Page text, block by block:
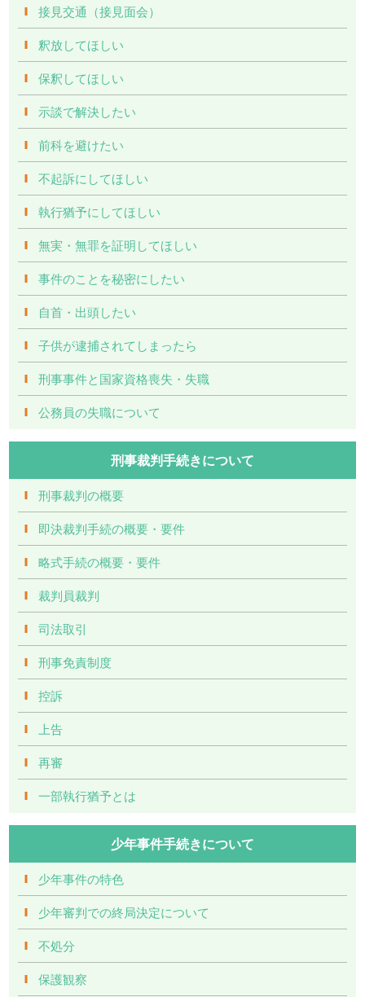
接見交通（接見面会）
釈放してほしい
保釈してほしい
示談で解決したい
前科を避けたい
不起訴にしてほしい
執行猶予にしてほしい
無実・無罪を証明してほしい
事件のことを秘密にしたい
自首・出頭したい
子供が逮捕されてしまったら
刑事事件と国家資格喪失・失職
公務員の失職について
刑事裁判手続きについて
刑事裁判の概要
即決裁判手続の概要・要件
略式手続の概要・要件
裁判員裁判
司法取引
刑事免責制度
控訴
上告
再審
一部執行猶予とは
少年事件手続きについて
少年事件の特色
少年審判での終局決定について
不処分
保護観察